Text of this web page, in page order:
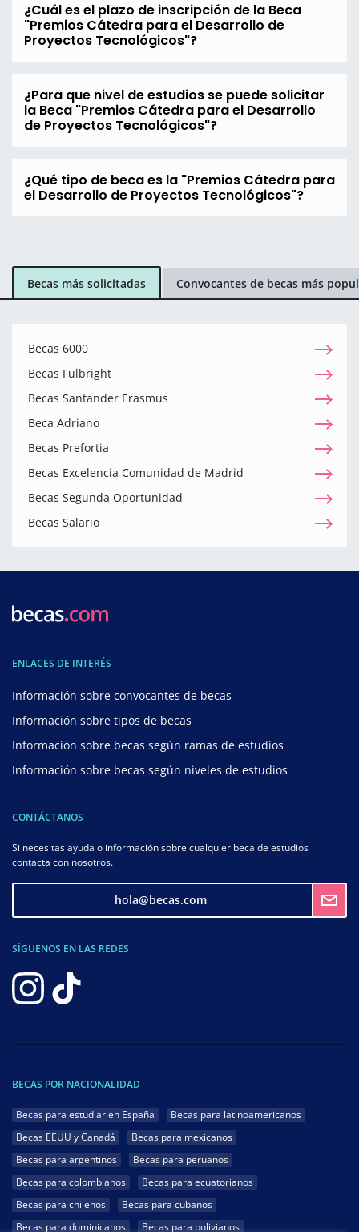
¿Cuál es el plazo de inscripción de la Beca
"Premios Cátedra para el Desarrollo de
Proyectos Tecnológicos"?
¿Para que nivel de estudios se puede solicitar
la Beca "Premios Cátedra para el Desarrollo
de Proyectos Tecnológicos"?
¿Qué tipo de beca es la "Premios Cátedra para
el Desarrollo de Proyectos Tecnológicos"?
Becas más solicitadas Convocantes de becas más
Becas 6000
Becas Fulbright
Becas Santander Erasmus
Beca Adriano
Becas Prefortia
Becas Excelencia Comunidad de Madrid
Becas Segunda Oportunidad
Becas Salario
ENLACES DE INTERÉS
Información sobre convocantes de becas
Información sobre tipos de becas
Información sobre becas según ramas de estudios
Información sobre becas según niveles de estudios
CONTÁCTANOS
Si necesitas ayuda o información sobre cualquier beca de estudios
contacta con nosotros.
hola@becas.com
SÍGUENOS EN LAS REDES
BECAS POR NACIONALIDAD
Becas para estudiar en España
Becas para latinoamericanos
Becas EEUU y Canadá
Becas para mexicanos
Becas para argentinos
Becas para peruanos
Becas para colombianos
Becas para ecuatorianos
Becas para chilenos
Becas para cubanos
Becas para dominicanos
Becas para bolivianos